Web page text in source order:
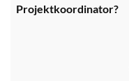
Projektkoordinator?